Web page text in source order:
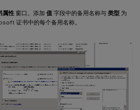
属性 窗口。添加 值 字段中的备用名称与 类型 为
证书中的每个备用名称。